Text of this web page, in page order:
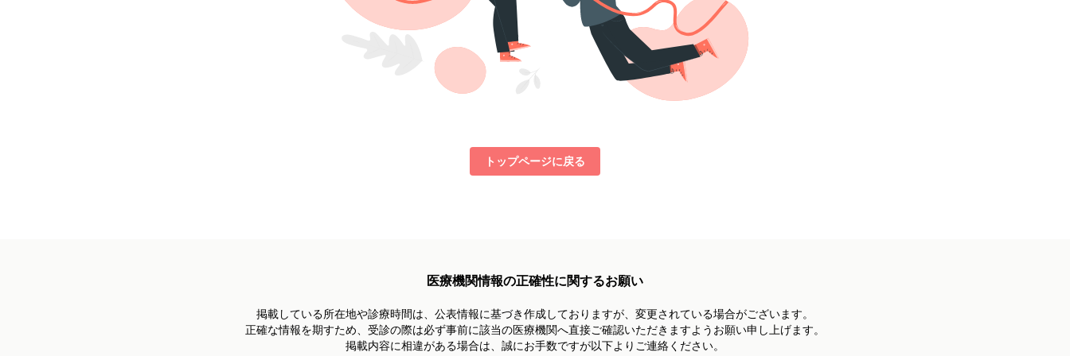
トップページに戻る
医療機関情報の正確性に関するお願い
掲載している所在地や診療時間は、 公表情報に基づき作成しておりますが、 変更されている場合がございます。
正確な情報を期すため、受診の際は必ず事前に該当の医療機関へ直接ご確認いただきますよう お願い申し上げます。
掲載内容に相違がある場合は、 誠にお手数ですが以下よりご連絡ください。